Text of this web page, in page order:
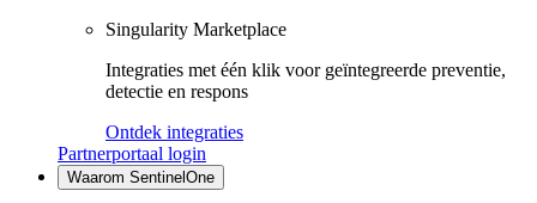
Singularity Marketplace
Integraties met één klik voor geïntegreerde preventie,
detectie en respons
Ontdek integraties
Partnerportaal login
Waarom SentinelOne